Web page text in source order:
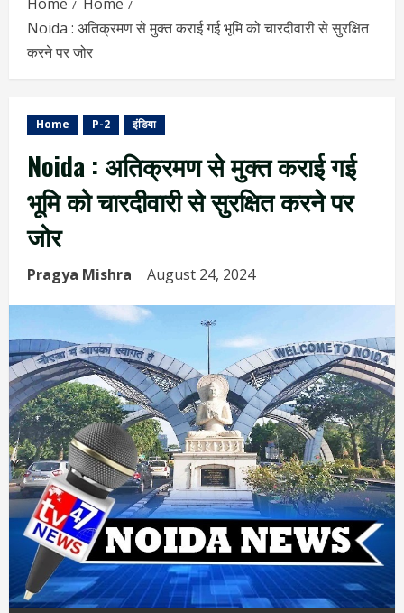
Noida : अतिक्रमण से मुक्त कराई गई भूमि को चारदीवारी से सुरक्षित
करने पर जोर
Home P-2 इंडिया
Noida : अतिक्रमण से मुक्त कराई गई
भूमि को चारदीवारी से सुरक्षित करने पर
जोर
Pragya Mishra August 24, 2024